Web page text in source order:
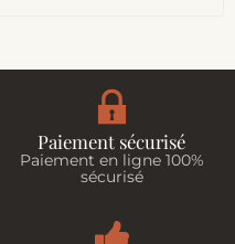
Paiement sécurisé
Paiement en ligne 100%
sécurisé